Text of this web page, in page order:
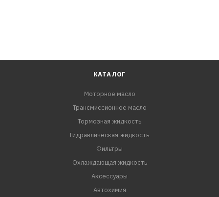
КАТАЛОГ
Моторное масло
Трансмиссионное масло
Тормозная жидкость
Гидравлическая жидкость
Фильтры
Охлаждающая жидкость
Аксессуары
Автохимия